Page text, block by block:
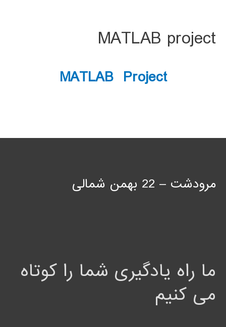
MATLAB project
MATLAB Project
مرودشت – 22 بهمن شمالی
ما راه یادگیری شما را کوتاه
می کنیم